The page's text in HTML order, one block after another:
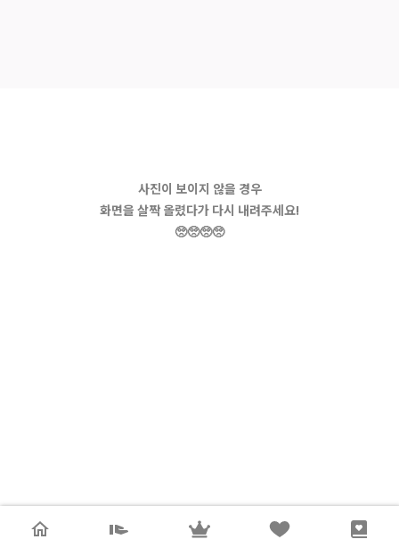
사진이 보이지 않을 경우
화면을 살짝 올렸다가 다시 내려주세요!
🥺🥺🥺🥺